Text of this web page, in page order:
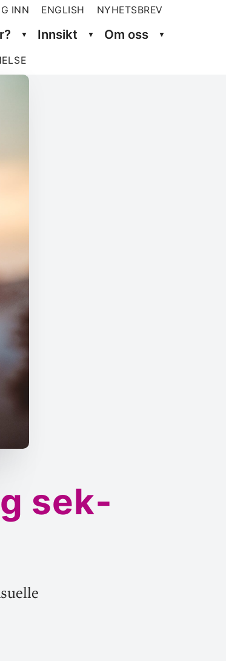
INN ENGLISH NYHETSBREV
Innsikt Om oss
sek­